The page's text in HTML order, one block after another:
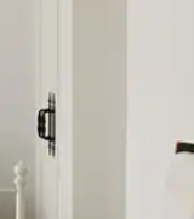
en omlaag, óf door